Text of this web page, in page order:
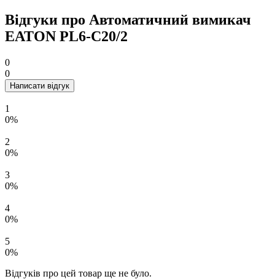
Відгуки про Автоматичний вимикач
EATON PL6-C20/2
0
0
Написати відгук
1
0%
2
0%
3
0%
4
0%
5
0%
Відгуків про цей товар ще не було.